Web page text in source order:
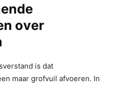
over
is dat
maar grofvuil afvoeren. In